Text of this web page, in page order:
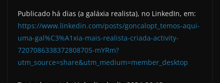
Publicado há dias (a galáxia realista), no LinkedIn, em:
https://www.linkedin.com/posts/goncalopt_temos-aqui-
uma-gal%C3%A1xia-mais-realista-criada-activity-
7207086338372808705-mYRm?
utm_source=share&utm_medium=member_desktop